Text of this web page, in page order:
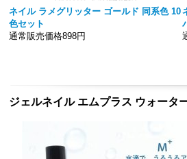
ネイル ラメグリッター ゴールド 同系色 10
色セット
通常販売価格898円
ジェルネイル エムプラス ウォータ